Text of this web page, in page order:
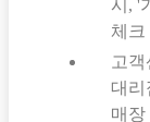
시, '
체크
고
대리
매장